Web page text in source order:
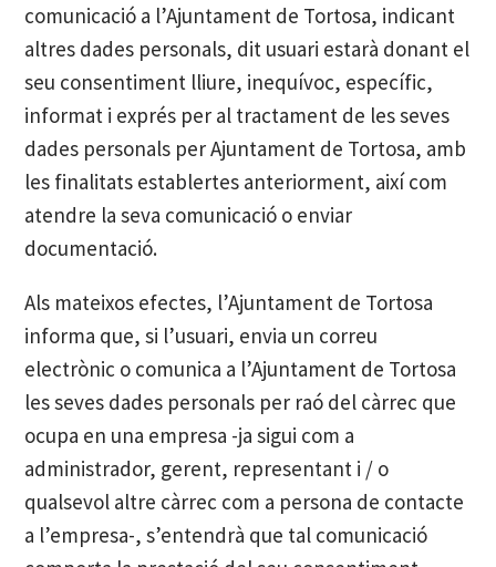
comunicació a l’Ajuntament de Tortosa, indicant
altres dades personals, dit usuari estarà donant el
seu consentiment lliure, inequívoc, específic,
informat i exprés per al tractament de les seves
dades personals per Ajuntament de Tortosa, amb
les finalitats establertes anteriorment, així com
atendre la seva comunicació o enviar
documentació.
Als mateixos efectes, l’Ajuntament de Tortosa
informa que, si l’usuari, envia un correu
electrònic o comunica a l’Ajuntament de Tortosa
les seves dades personals per raó del càrrec que
ocupa en una empresa -ja sigui com a
administrador, gerent, representant i / o
qualsevol altre càrrec com a persona de contacte
a l’empresa-, s’entendrà que tal comunicació